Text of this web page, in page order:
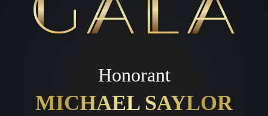
Honorant
MICHAEL SAYLOR